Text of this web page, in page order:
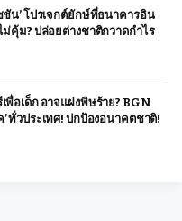
ชัน’ โปรเจกต์ยักษ์ที่ธนาคารอิน
ม่คุ้ม? ปล่อยต่างชาติกวาดกำไร
พื่อเด็ก อาจแฝงพิษร้าย? BGN
’ ทั่วประเทศ! ปกป้องอนาคตชาติ!